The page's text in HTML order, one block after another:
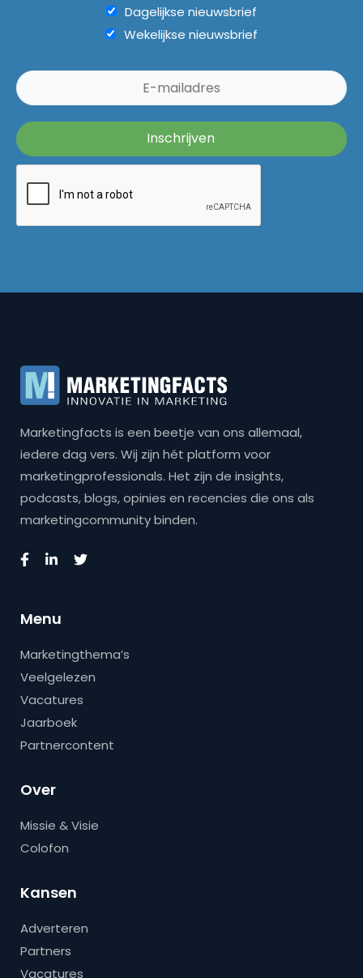
Dagelijkse nieuwsbrief
Wekelijkse nieuwsbrief
Marketingfacts is een beetje van ons allemaal,
iedere dag vers. Wij zijn hét platform voor
marketingprofessionals. Het zijn de insights,
podcasts, blogs, opinies en recencies die ons als
marketingcommunity binden.
Menu
Marketingthema’s
Veelgelezen
Vacatures
Jaarboek
Partnercontent
Over
Missie & Visie
Colofon
Kansen
Adverteren
Partners
Vacatures